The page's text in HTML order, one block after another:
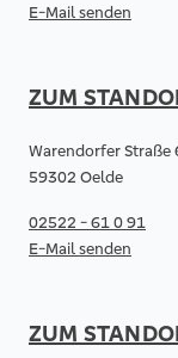
E-Mail senden
ZUM
Warendorfer Straße
59302 Oelde
02522 - 61 0 91
E-Mail senden
ZUM